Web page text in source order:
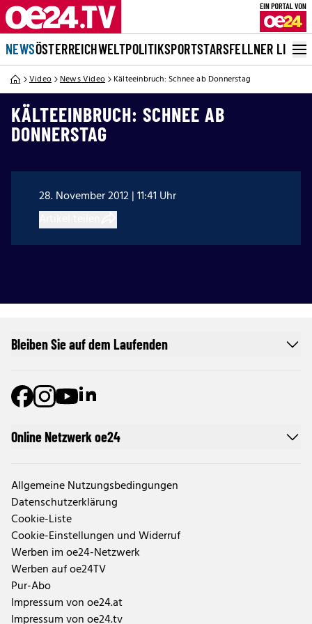
NEWSÖSTERREICHWELTPOLITIKSPORTSTARSFELLNER LIVE
Video News Video Kälteeinbruch: Schnee ab Donnerstag
KÄLTEEINBRUCH: SCHNEE AB
DONNERSTAG
28. November 2012 | 11:41 Uhr
Online Netzwerk oe24
Allgemeine Nutzungsbedingungen
Datenschutzerklärung
Cookie-Liste
Cookie-Einstellungen und Widerruf
Werben im oe24-Netzwerk
Werben auf oe24TV
Pur-Abo
Impressum von oe24.at
Impressum von oe24.tv
Bleiben Sie auf dem Laufenden